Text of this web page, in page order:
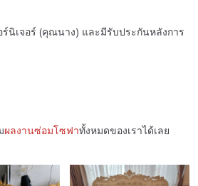
นิเจอร์ (คุณนาง) และมีรับประกันหลังการ
ผลงานซ่อมโซฟาทั้งหมดของเราได้เลย